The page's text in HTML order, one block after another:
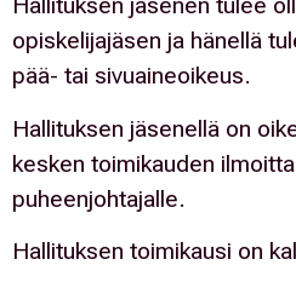
Hallituksen jäsenen tulee
opiskelijajäsen ja hänellä
pää- tai sivuaineoikeus.
Hallituksen jäsenellä on
kesken toimikauden
puheenjohtajalle.
Hallituksen toimikausi on